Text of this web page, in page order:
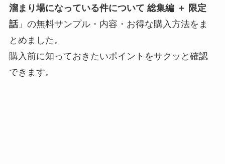
溜まり場になっている件について 総集編 ＋ 限定
話」の無料サンプル・内容・お得な購入方法をま
とめました。
購入前に知っておきたいポイントをサクッと確認
できます。